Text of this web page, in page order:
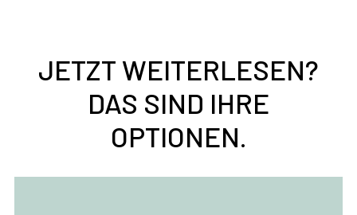
JETZT WEITERLESEN?
DAS SIND IHRE
OPTIONEN.